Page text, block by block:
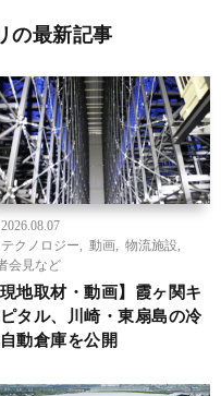
の最新記事
2026.08.07
テクノロジー
動画 物流施設
会見など
現地取材・動画】霞ヶ関キ
タル、川崎・東扇島の冷
動倉庫を公開